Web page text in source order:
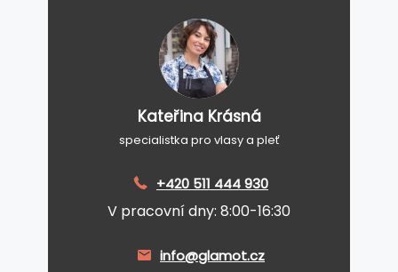
Kateřina Krásná
specialistka pro vlasy a pleť
+420 511 444 930
V pracovní dny: 8:00-16:30
info@glamot.cz